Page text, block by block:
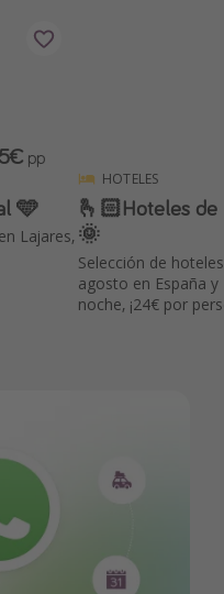
🩵
Lajares,
pp
HOTELES
🫰🏻Hoteles de
🌞
Selección de
agosto en España
noche, ¡24€ por